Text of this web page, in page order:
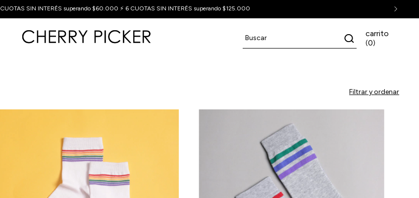
🔥🔥🔥 10% OFF EXTRA pagando x Transferencia Bancaria 🔥🔥🔥
carrito
(0)
Filtrar y ordenar